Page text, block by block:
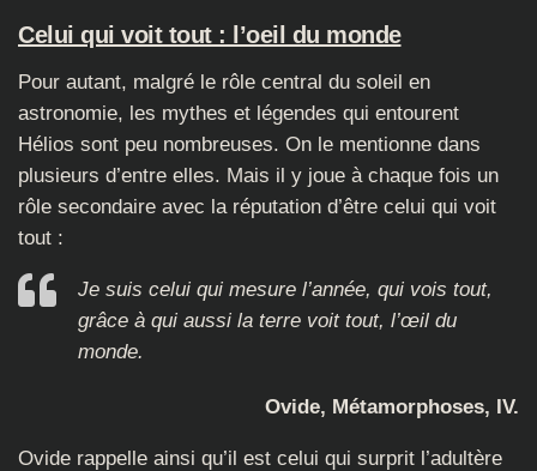
Celui qui voit tout : l’oeil du monde
Pour autant, malgré le rôle central du soleil en
astronomie, les mythes et légendes qui entourent
Hélios sont peu nombreuses. On le mentionne dans
plusieurs d’entre elles. Mais il y joue à chaque fois un
rôle secondaire avec la réputation d’être celui qui voit
tout :
Je suis celui qui mesure l’année, qui vois tout,
grâce à qui aussi la terre voit tout, l’œil du
monde.
Ovide, Métamorphoses, IV.
Ovide rappelle ainsi qu’il est celui qui surprit l’adultère